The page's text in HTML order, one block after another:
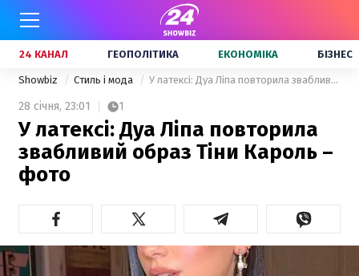
24 КАНАЛ ГЕОПОЛІТИКА ЕКОНОМІКА БІЗНЕС
Showbiz Стиль і мода У латексі: Дуа Ліпа повторила звабливий образ Тіни Кароль – фото
28 січня, 23:01 1
У латексі: Дуа Ліпа повторила
звабливий образ Тіни Кароль –
фото